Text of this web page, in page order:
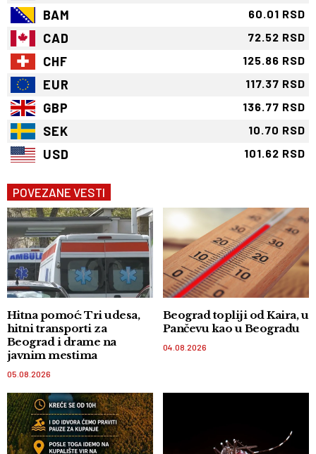
BAM 60.01 RSD
CAD 72.52 RSD
CHF 125.86 RSD
EUR 117.37 RSD
GBP 136.77 RSD
SEK 10.70 RSD
USD 101.62 RSD
POVEZANE VESTI
Hitna pomoć: Tri udesa,
hitni transporti za
Beograd i drame na
javnim mestima
05.08.2026
Beograd topliji od Kaira, u
Pančevu kao u Beogradu
04.08.2026